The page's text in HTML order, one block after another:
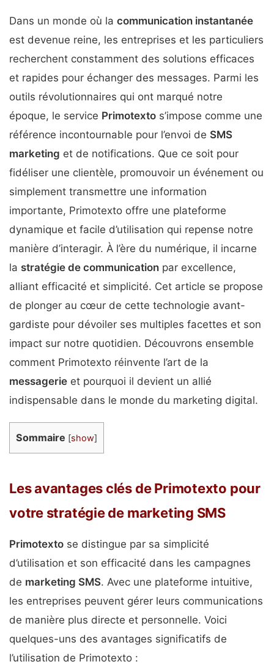
Dans un monde où la communication instantanée
est devenue reine, les entreprises et les particuliers
recherchent constamment des solutions efficaces
et rapides pour échanger des messages. Parmi les
outils révolutionnaires qui ont marqué notre
époque, le service Primotexto s’impose comme une
référence incontournable pour l’envoi de SMS
marketing et de notifications. Que ce soit pour
fidéliser une clientèle, promouvoir un événement ou
simplement transmettre une information
importante, Primotexto offre une plateforme
dynamique et facile d’utilisation qui repense notre
manière d’interagir. À l’ère du numérique, il incarne
la stratégie de communication par excellence,
alliant efficacité et simplicité. Cet article se propose
de plonger au cœur de cette technologie avant-
gardiste pour dévoiler ses multiples facettes et son
impact sur notre quotidien. Découvrons ensemble
comment Primotexto réinvente l’art de la
messagerie et pourquoi il devient un allié
indispensable dans le monde du marketing digital.
Sommaire [show]
Les avantages clés de Primotexto pour
votre stratégie de marketing SMS
Primotexto se distingue par sa simplicité
d’utilisation et son efficacité dans les campagnes
de marketing SMS. Avec une plateforme intuitive,
les entreprises peuvent gérer leurs communications
de manière plus directe et personnelle. Voici
quelques-uns des avantages significatifs de
l’utilisation de Primotexto :